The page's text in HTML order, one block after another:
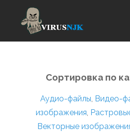
Сортировка по
Аудио-файлы, Видео-
изображения,
Векторные